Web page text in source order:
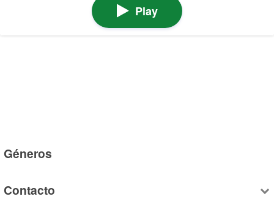
Play
Géneros
Contacto